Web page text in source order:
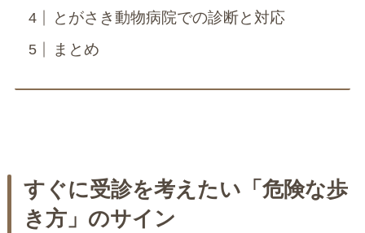
とがさき動物病院での診断と対応
まとめ
すぐに受診を考えたい「危険な歩
き方」のサイン